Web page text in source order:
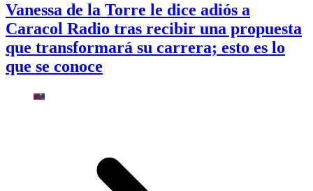
Vanessa de la Torre le dice adiós a
Caracol Radio tras recibir una propuesta
que transformará su carrera; esto es lo
que se conoce